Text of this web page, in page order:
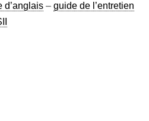
d’anglais – guide de l’entretien